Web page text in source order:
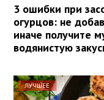
3 ошибки при
огурцов: не
иначе получите
водянистую
ЛУЧШЕЕ